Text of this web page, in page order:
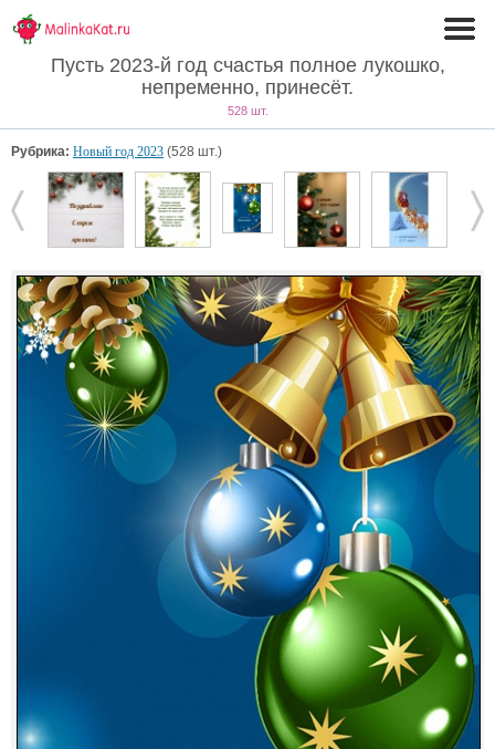
Пусть 2023-й год счастья полное лукошко,
непременно, принесёт.
528 шт.
Рубрика: Новый год 2023 (528 шт.)